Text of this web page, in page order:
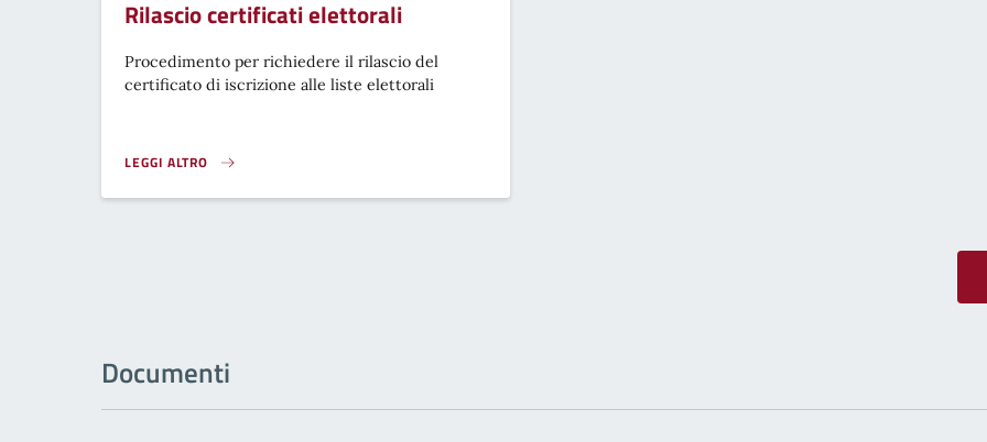
Rilascio certificati elettorali
Procedimento per richiedere il rilascio del
certificato di iscrizione alle liste elettorali
LEGGI ALTRO
RILASCIO CERTIFICATI ELETTORALI}
Documenti